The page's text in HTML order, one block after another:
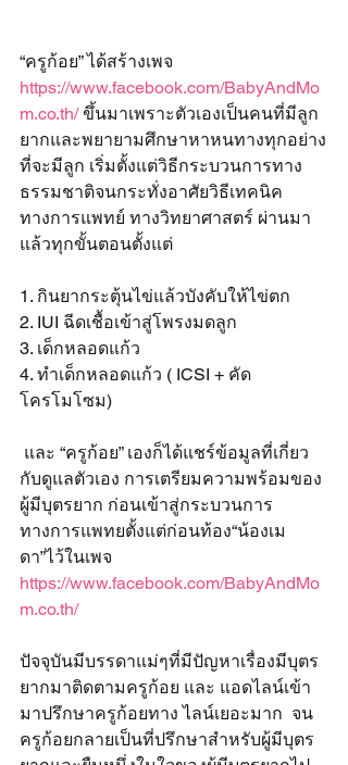
“ครูก้อย” ได้สร้างเพจ
https://www.facebook.com/BabyAndMo
m.co.th/ ขึ้นมาเพราะตัวเองเป็นคนที่มีลูก
ยากและพยายามศึกษาหาหนทางทุกอย่าง
ที่จะมีลูก เริ่มตั้งแต่วิธีกระบวนการทาง
ธรรมชาติจนกระทั่งอาศัยวิธีเทคนิค
ทางการแพทย์ ทางวิทยาศาสตร์ ผ่านมา
แล้วทุกขั้นตอนตั้งแต่
1. กินยากระตุ้นไข่แล้วบังคับให้ไข่ตก
2. IUI ฉีดเชื้อเข้าสู่โพรงมดลูก
3. เด็กหลอดแก้ว
4. ทำเด็กหลอดแก้ว ( ICSI + คัด
โครโมโซม)
กับดูแลตัวเอง การเตรียมความพร้อมของ
ผู้มีบุตรยาก ก่อนเข้าสู่กระบวนการ
ทางการแพทยตั้งแต่ก่อนท้อง“น้องเม
ดา”ไว้ในเพจ
https://www.facebook.com/BabyAndMo
m.co.th/
ปัจจุบันมีบรรดาแม่ๆที่มีปัญหาเรื่องมีบุตร
ยากมาติดตามครูก้อย และ แอดไลน์เข้า
มาปรึกษาครูก้อยทาง ไลน์เยอะมาก  จน
ครูก้อยกลายเป็นที่ปรึกษาสำหรับผู้มีบุตร